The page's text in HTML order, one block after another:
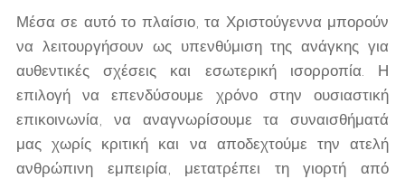
Μέσα σε αυτό το πλαίσιο, τα Χριστούγεννα μπορούν
να λειτουργήσουν ως υπενθύμιση της ανάγκης για
αυθεντικές σχέσεις και εσωτερική ισορροπία. Η
επιλογή να επενδύσουμε χρόνο στην ουσιαστική
επικοινωνία, να αναγνωρίσουμε τα συναισθήματά
μας χωρίς κριτική και να αποδεχτούμε την ατελή
ανθρώπινη εμπειρία, μετατρέπει τη γιορτή από